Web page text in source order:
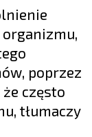
poprzez
często
tłumaczy